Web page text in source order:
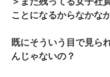
【画像】女上司(30)「終電な
きます！」
【画像】女の子「お母さん！
選ばれたの！絶対見に来てね
ことになるからなかな
既にそういう目で見ら
んじゃないの？